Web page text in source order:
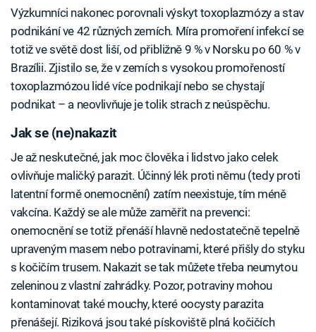
Výzkumníci nakonec porovnali výskyt toxoplazmózy a stav
podnikání ve 42 různých zemích. Míra promoření infekcí se
totiž ve světě dost liší, od přibližně 9 % v Norsku po 60 % v
Brazílii. Zjistilo se, že v zemích s vysokou promořeností
toxoplazmózou lidé více podnikají nebo se chystají
podnikat – a neovlivňuje je tolik strach z neúspěchu.
Jak se (ne)nakazit
Je až neskutečné, jak moc člověka i lidstvo jako celek
ovlivňuje maličký parazit. Účinný lék proti němu (tedy proti
latentní formě onemocnění) zatím neexistuje, tím méně
vakcína. Každý se ale může zaměřit na prevenci:
onemocnění se totiž přenáší hlavně nedostatečně tepelně
upraveným masem nebo potravinami, které přišly do styku
s kočičím trusem. Nakazit se tak můžete třeba neumytou
zeleninou z vlastní zahrádky. Pozor, potraviny mohou
kontaminovat také mouchy, které oocysty parazita
přenášejí. Riziková jsou také pískoviště plná kočičích